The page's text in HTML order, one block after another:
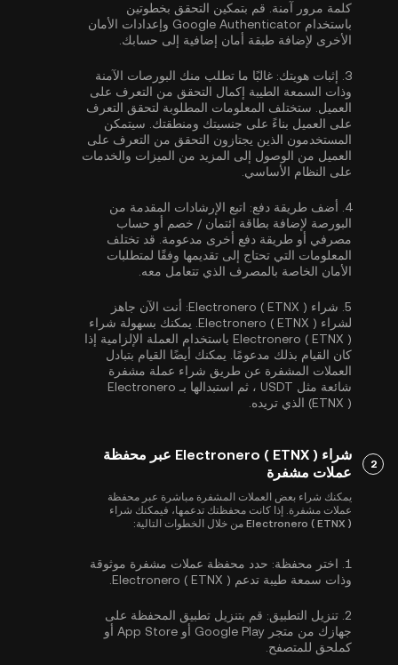
كلمة مرور آمنة. قم بتمكين التحقق بخطوتين
باستخدام Google Authenticator
وإعدادات الأمان
الأخرى لإضافة طبقة أمان إضافية إلى حسابك.
3. إثبات هويتك: غالبًا ما تطلب منك البورصات الآمنة
وذات السمعة الطيبة إكمال التحقق من التعرف على
العميل . ستختلف المعلومات المطلوبة لتحقق التعرف
على العميل بناءً على جنسيتك ومنطقتك. سيتمكن
المستخدمون الذين يجتازون التحقق من التعرف على
العميل من الوصول إلى المزيد من الميزات والخدمات
على النظام الأساسي.
4. أضف طريقة دفع: اتبع الإرشادات المقدمة من
البورصة لإضافة بطاقة ائتمان / خصم أو حساب
مصرفي أو طريقة دفع أخرى مدعومة. قد تختلف
المعلومات التي تحتاج إلى تقديمها وفقًا لمتطلبات
الأمان الخاصة بالمصرف الذي تتعامل معه.
5. شراء Electronero ( ETNX ):
أنت الآن جاهز
لشراء Electronero ( ETNX ). يمكنك بسهولة شراء
Electronero ( ETNX ) باستخدام العملة الإلزامية إذا
كان القيام بذلك مدعومًا. يمكنك أيضًا القيام بتبادل
العملات المشفرة عن طريق شراء عملة مشفرة
شائعة مثل USDT
، ثم استبدالها بـ Electronero
(ETNX ) الذي تريده.
2
شراء Electronero ( ETNX ) عبر محفظة
عملات مشفرة
يمكنك شراء بعض العملات المشفرة مباشرة عبر محفظة
عملات مشفرة. إذا كانت محفظتك تدعمها، فيمكنك شراء
Electronero ( ETNX ) من خلال الخطوات التالية:
1. اختر محفظة: حدد محفظة عملات مشفرة موثوقة
وذات سمعة طيبة تدعم Electronero ( ETNX ).
2. تنزيل التطبيق: قم بتنزيل تطبيق المحفظة على
جهازك من متجر Google Play أو App Store أو
كملحق للمتصفح.